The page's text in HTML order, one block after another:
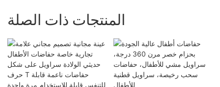
المنتجات ذات الصلة